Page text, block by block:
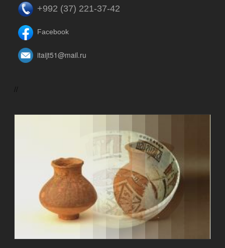
+992 (37) 221-37-42
Facebook
itaijt51@mail.ru
//